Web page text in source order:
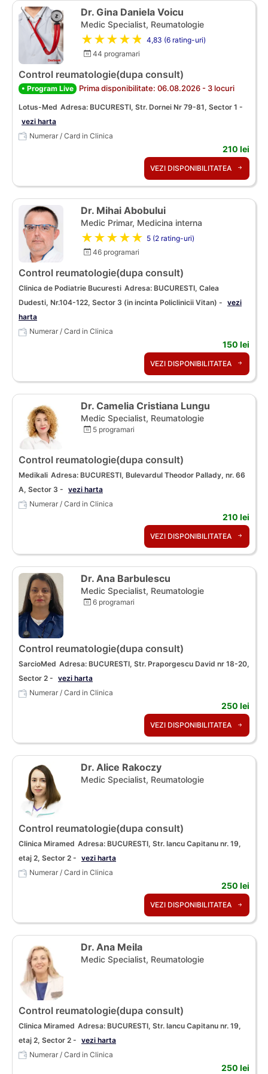
Dr. Gina Daniela Voicu
Medic Specialist, Reumatologie
★★★★★ 4,83 (6 rating-uri)
44 programari
Control reumatologie(dupa consult)
• Program Live Prima disponibilitate: 06.08.2026 - 3 locuri
Lotus-Med Adresa: BUCURESTI, Str. Dornei Nr 79-81, Sector 1 -
vezi harta
Numerar / Card in Clinica
210 lei
VEZI DISPONIBILITATEA
Dr. Mihai Abobului
Medic Primar, Medicina interna
★★★★★ 5 (2 rating-uri)
46 programari
Control reumatologie(dupa consult)
Clinica de Podiatrie Bucuresti Adresa: BUCURESTI, Calea
Dudesti, Nr.104-122, Sector 3 (in incinta Policlinicii Vitan) - vezi
harta
Numerar / Card in Clinica
150 lei
VEZI DISPONIBILITATEA
Dr. Camelia Cristiana Lungu
Medic Specialist, Reumatologie
5 programari
Control reumatologie(dupa consult)
Medikali Adresa: BUCURESTI, Bulevardul Theodor Pallady, nr. 66
A, Sector 3 - vezi harta
Numerar / Card in Clinica
210 lei
VEZI DISPONIBILITATEA
Dr. Ana Barbulescu
Medic Specialist, Reumatologie
6 programari
Control reumatologie(dupa consult)
SarcioMed Adresa: BUCURESTI, Str. Praporgescu David nr 18-20,
Sector 2 - vezi harta
Numerar / Card in Clinica
250 lei
VEZI DISPONIBILITATEA
Dr. Alice Rakoczy
Medic Specialist, Reumatologie
Control reumatologie(dupa consult)
Clinica Miramed Adresa: BUCURESTI, Str. Iancu Capitanu nr. 19,
etaj 2, Sector 2 - vezi harta
Numerar / Card in Clinica
250 lei
VEZI DISPONIBILITATEA
Dr. Ana Meila
Medic Specialist, Reumatologie
Control reumatologie(dupa consult)
Clinica Miramed Adresa: BUCURESTI, Str. Iancu Capitanu nr. 19,
etaj 2, Sector 2 - vezi harta
Numerar / Card in Clinica
250 lei